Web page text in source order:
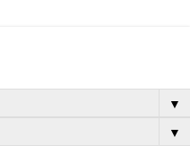
▼
▼